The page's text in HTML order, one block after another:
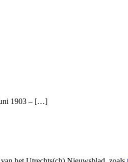
1903 – […]